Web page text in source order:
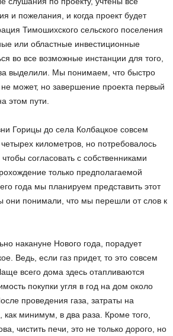
и пожелания, и когда проект будет
Тимошихского сельского поселения
или областные инвестиционные
во все возможные инстанции для того,
выделили. Мы понимаем, что быстро
может, но завершение проекта первый
этом пути.
Горицы до села Колбацкое совсем
километров, но потребовалось
согласовать с собственниками
только предполагаемой
года мы планируем представить этот
они понимали, что мы перешли от слов к
накануне Нового года, порадует
Ведь, если газ придет, то это совсем
всего дома здесь отапливаются
покупки угля в год на дом около
проведения газа, затраты на
как минимум, в два раза. Кроме того,
чистить печи, это не только дорого, но